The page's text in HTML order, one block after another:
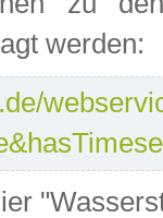
werden: